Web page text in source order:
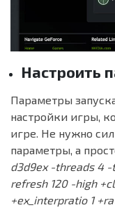
Настроить
Параметры
настройки игры,
игре. Не нужно
параметры, а
d3d9ex -threads 4
refresh 120 -high
+ex_interpratio 1